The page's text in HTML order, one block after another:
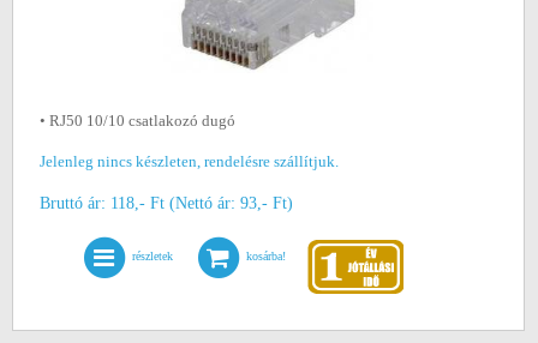
• RJ50 10/10 csatlakozó dugó
Jelenleg nincs készleten, rendelésre szállítjuk.
Bruttó ár: 118,- Ft (Nettó ár: 93,- Ft)
részletek kosárba!